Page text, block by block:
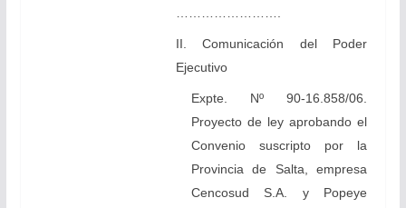
…………………….
II. Comunicación del Poder
Ejecutivo
Expte. Nº 90-16.858/06.
Proyecto de ley aprobando el
Convenio suscripto por la
Provincia de Salta, empresa
Cencosud S.A. y Popeye